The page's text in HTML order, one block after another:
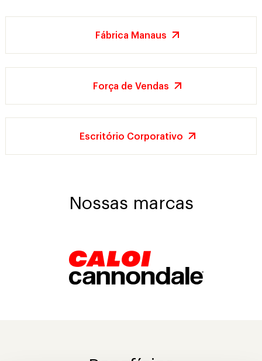
Fábrica Manaus
Força de Vendas
Escritório Corporativo
Nossas marcas